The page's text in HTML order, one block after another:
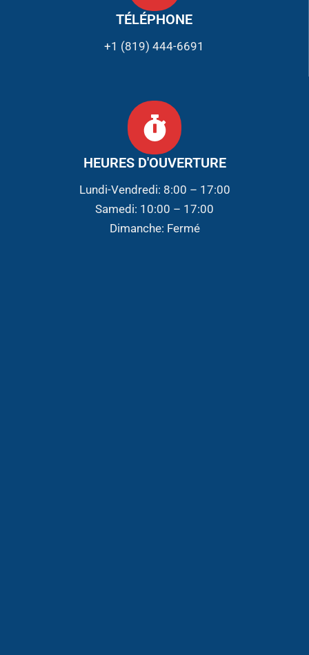
TÉLÉPHONE
+1 (819) 444-6691
HEURES D'OUVERTURE
Lundi-Vendredi: 8:00 – 17:00
Samedi: 10:00 – 17:00
Dimanche: Fermé